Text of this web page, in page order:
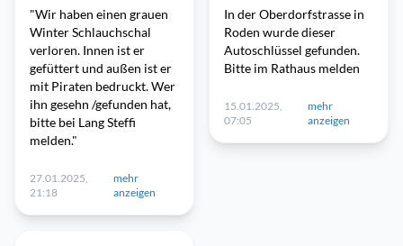
"Wir haben einen grauen
Winter Schlauchschal
verloren. Innen ist er
gefüttert und außen ist er
mit Piraten bedruckt. Wer
ihn gesehn /gefunden hat,
bitte bei Lang Steffi
melden."
27.01.2025,
21:18
mehr
anzeigen
In der Oberdorfstrasse in
Roden wurde dieser
Autoschlüssel gefunden.
Bitte im Rathaus melden
15.01.2025,
07:05
mehr
anzeigen